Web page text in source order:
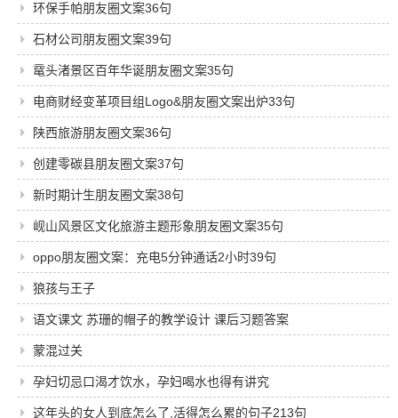
环保手帕朋友圈文案36句
石材公司朋友圈文案39句
鼋头渚景区百年华诞朋友圈文案35句
电商财经变革项目组Logo&朋友圈文案出炉33句
陕西旅游朋友圈文案36句
创建零碳县朋友圈文案37句
新时期计生朋友圈文案38句
岘山风景区文化旅游主题形象朋友圈文案35句
oppo朋友圈文案：充电5分钟通话2小时39句
狼孩与王子
语文课文 苏珊的帽子的教学设计 课后习题答案
蒙混过关
孕妇切忌口渴才饮水，孕妇喝水也得有讲究
这年头的女人到底怎么了,活得怎么累的句子213句